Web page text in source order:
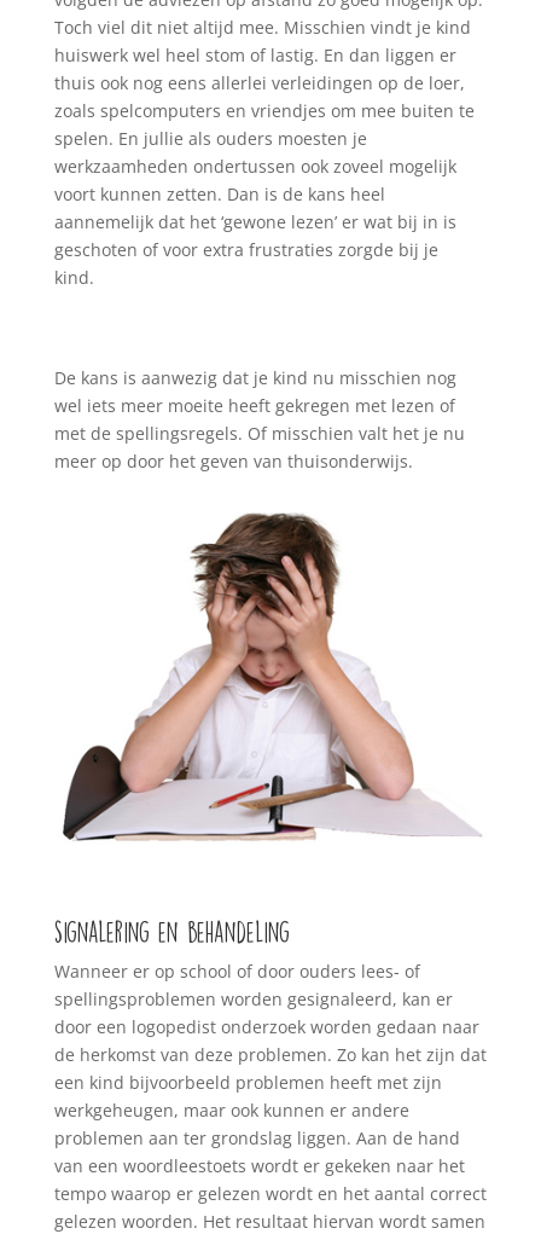
Toch viel dit niet altijd mee. Misschien vindt je kind
huiswerk wel heel stom of lastig. En dan liggen er
thuis ook nog eens allerlei verleidingen op de loer,
zoals spelcomputers en vriendjes om mee buiten te
spelen. En jullie als ouders moesten je
werkzaamheden ondertussen ook zoveel mogelijk
voort kunnen zetten. Dan is de kans heel
aannemelijk dat het ‘gewone lezen’ er wat bij in is
geschoten of voor extra frustraties zorgde bij je
kind.
De kans is aanwezig dat je kind nu misschien nog
wel iets meer moeite heeft gekregen met lezen of
met de spellingsregels. Of misschien valt het je nu
meer op door het geven van thuisonderwijs.
signalering en behandeling
Wanneer er op school of door ouders lees- of
spellingsproblemen worden gesignaleerd, kan er
door een logopedist onderzoek worden gedaan naar
de herkomst van deze problemen. Zo kan het zijn dat
een kind bijvoorbeeld problemen heeft met zijn
werkgeheugen, maar ook kunnen er andere
problemen aan ter grondslag liggen. Aan de hand
van een woordleestoets wordt er gekeken naar het
tempo waarop er gelezen wordt en het aantal correct
gelezen woorden. Het resultaat hiervan wordt samen